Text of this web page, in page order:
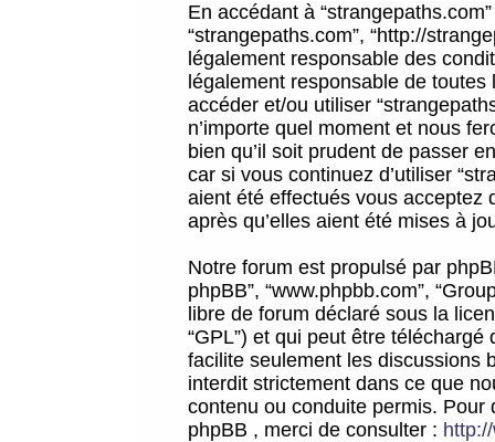
En accédant à
“strangepaths.com”, “http://
légalement responsable des
légalement responsable de
accéder et/ou utiliser
n’importe quel moment et nous
bien qu’il soit prudent de passer
car si vous continuez d’utiliser
aient été effectués vous acceptez
après qu’elles aient été mises à
Notre forum est propulsé par
phpBB”, “www.phpbb.com”,
libre de forum déclaré sous la
“GPL”) et qui peut être téléchargé
facilite seulement les discussions
interdit strictement dans ce que
contenu ou conduite permis.
phpBB , merci de consulter :